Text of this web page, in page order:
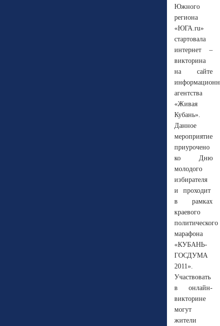
Южного
региона
«ЮГА.ru»
стартовала
интернет –
викторина
на сайте
агентства
«Живая
Кубань».
Данное
мероприятие
приурочено
ко Дню
молодого
избирателя
и проходит
в рамках
краевого
политического
марафона
«КУБАНЬ-
ГОСДУМА
2011».
Участвовать
в онлайн-
викторине
могут
жители